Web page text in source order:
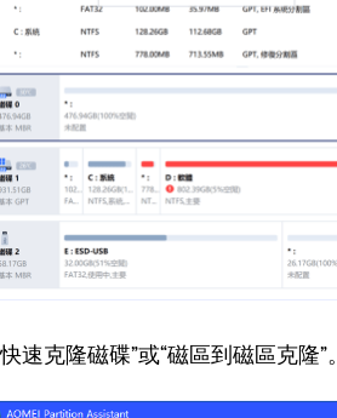
速克隆磁碟”或“磁區到磁區克隆”。